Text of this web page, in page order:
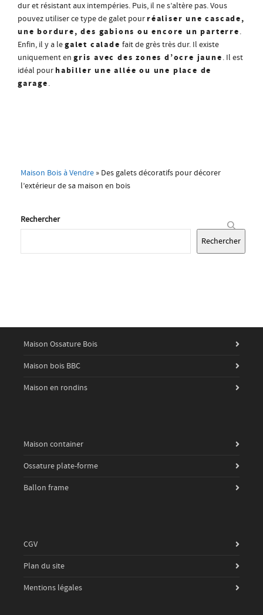
dur et résistant aux intempéries. Puis, il ne s’altère pas. Vous
pouvez utiliser ce type de galet pour réaliser une cascade,
une bordure, des gabions ou encore un parterre.
Enfin, il y a legalet calade fait de grès très dur. Il existe
uniquement en gris avec des zones d’ocre jaune. Il est
idéal pour habiller une allée ou une place de
garage.
Maison Bois à Vendre » Des galets décoratifs pour décorer
l’extérieur de sa maison en bois
Rechercher
Rechercher
Maison Ossature Bois
Maison bois BBC
Maison en rondins
Maison container
Ossature plate-forme
Ballon frame
CGV
Plan du site
Mentions légales